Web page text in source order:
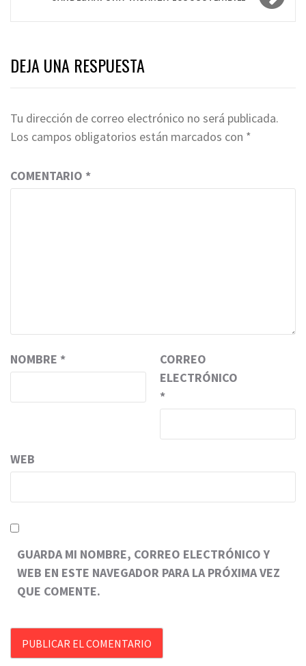
DEJA UNA RESPUESTA
Tu dirección de correo electrónico no será publicada.
Los campos obligatorios están marcados con *
COMENTARIO *
NOMBRE *
CORREO
ELECTRÓNICO
*
WEB
GUARDA MI NOMBRE, CORREO ELECTRÓNICO Y
WEB EN ESTE NAVEGADOR PARA LA PRÓXIMA VEZ
QUE COMENTE.